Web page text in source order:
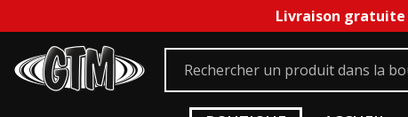
Livraison gratuite